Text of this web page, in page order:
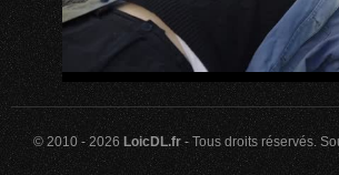
© 2010 - 2026 LoicDL.fr- Tous droits réservés.